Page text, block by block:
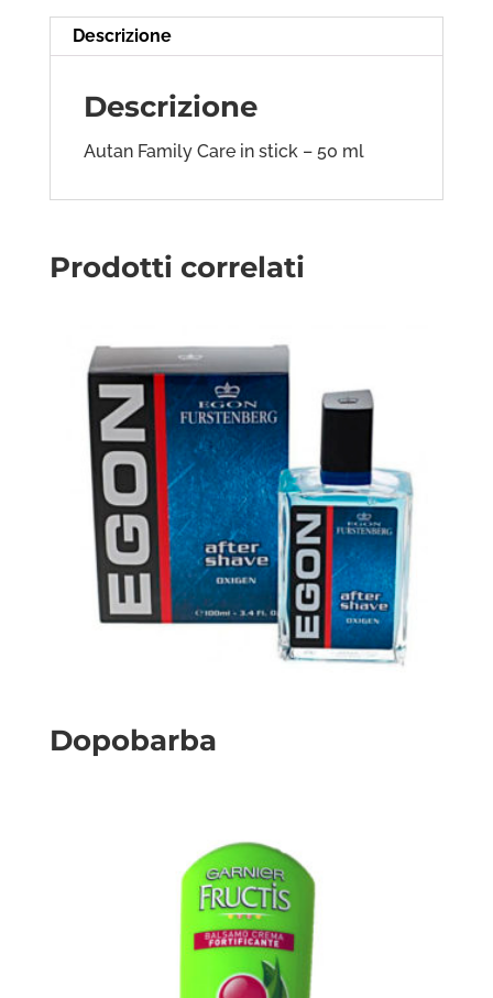
Descrizione
Descrizione
Autan Family Care in stick – 50 ml
Prodotti correlati
Dopobarba